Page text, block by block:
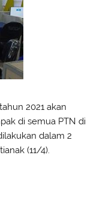
2021 akan
di semua PTN di
dalam 2
(11/4).